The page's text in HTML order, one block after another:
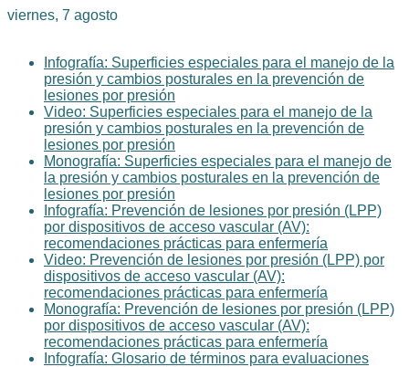
viernes, 7 agosto
Infografía: Superficies especiales para el manejo de la
presión y cambios posturales en la prevención de
lesiones por presión
Video: Superficies especiales para el manejo de la
presión y cambios posturales en la prevención de
lesiones por presión
Monografía: Superficies especiales para el manejo de
la presión y cambios posturales en la prevención de
lesiones por presión
Infografía: Prevención de lesiones por presión (LPP)
por dispositivos de acceso vascular (AV):
recomendaciones prácticas para enfermería
Video: Prevención de lesiones por presión (LPP) por
dispositivos de acceso vascular (AV):
recomendaciones prácticas para enfermería
Monografía: Prevención de lesiones por presión (LPP)
por dispositivos de acceso vascular (AV):
recomendaciones prácticas para enfermería
Infografía: Glosario de términos para evaluaciones